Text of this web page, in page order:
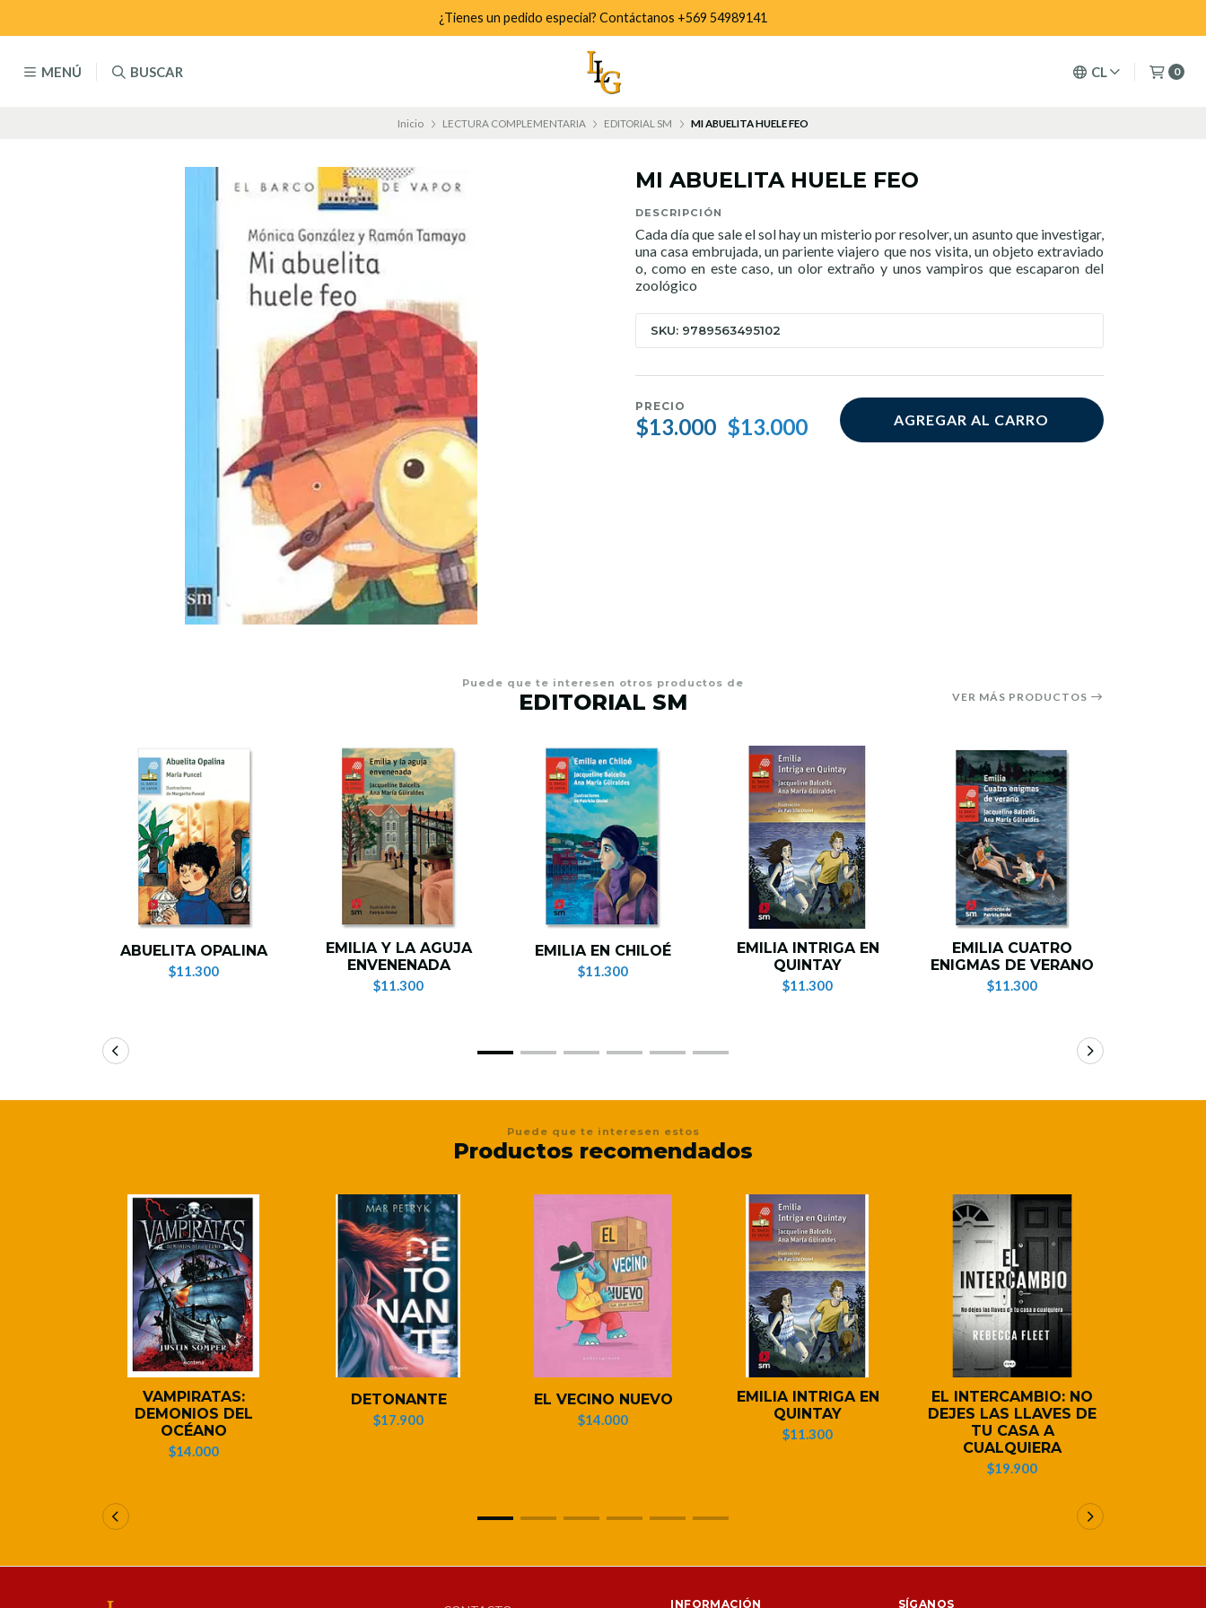
MENÚ BUSCAR CL 0
¿Tienes un pedido especial? Contáctanos +569 54989141
Inicio LECTURA COMPLEMENTARIA EDITORIAL SM MI ABUELITA HUELE FEO
MI ABUELITA HUELE FEO
DESCRIPCIÓN
Cada día que sale el sol hay un misterio por resolver, un asunto que investigar,
una casa embrujada, un pariente viajero que nos visita, un objeto extraviado
o, como en este caso, un olor extraño y unos vampiros que escaparon del
zoológico
SKU: 9789563495102
PRECIO
$13.000 $13.000 AGREGAR AL CARRO
Puede que te interesen otros productos de
EDITORIAL SM VER MÁS PRODUCTOS
ABUELITA OPALINA
$11.300
EMILIA Y LA AGUJA
ENVENENADA
$11.300
EMILIA EN CHILOÉ
$11.300
EMILIA INTRIGA EN
QUINTAY
$11.300
EMILIA CUATRO
ENIGMAS DE VERANO
$11.300
Puede que te interesen estos
Productos recomendados
VAMPIRATAS:
DEMONIOS DEL
OCÉANO
$14.000
DETONANTE
$17.900
EL VECINO NUEVO
$14.000
EMILIA INTRIGA EN
QUINTAY
$11.300
EL INTERCAMBIO: NO
DEJES LAS LLAVES DE
TU CASA A
CUALQUIERA
$19.900
INFORMACIÓN SÍGANOS